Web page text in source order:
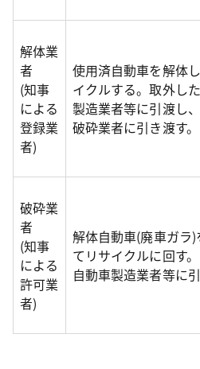
解体業
者
(知事
による
登録業
者)
使用済自動車を解体
イクルする。取外し
製造業者等に引渡し
破砕業者に引き渡す。
破砕業
者
(知事
による
許可業
者)
解体自動車(廃車ガラ
てリサイクルに回す
自動車製造業者等に引